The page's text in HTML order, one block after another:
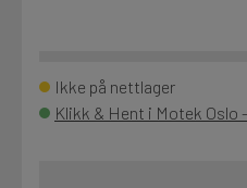
Ikke på nettlager
Klikk & Hent i Motek Oslo